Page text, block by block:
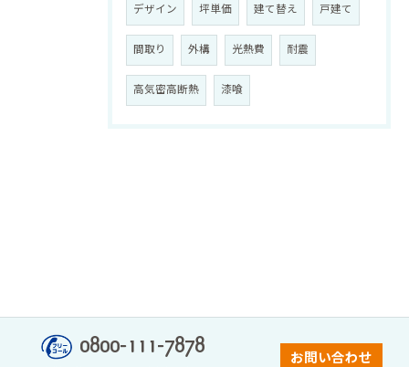
デザイン 坪単価 建て替え 戸建て
間取り 外構 光熱費 耐震
高気密高断熱 漆喰
0800-111-7878
お問い合わせ